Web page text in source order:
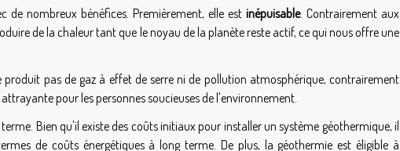
de nombreux bénéfices. Premièrement, elle est inépuisable. Contrairement aux
de la chaleur tant que le noyau de la planète reste actif, ce qui nous offre une
produit pas de gaz à effet de serre ni de pollution atmosphérique, contrairement
pour les personnes soucieuses de l'environnement.
Bien qu'il existe des coûts initiaux pour installer un système géothermique, il
de coûts énergétiques à long terme. De plus, la géothermie est éligible à